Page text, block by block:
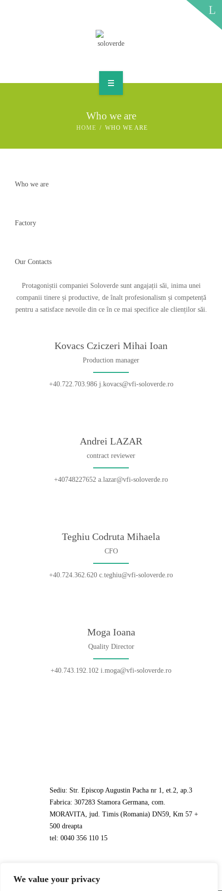
We value your privacy
Who we are
HOME WHO WE ARE
Who we are
Factory
Our Contacts
Protagoniștii companiei Soloverde sunt angajații săi, inima unei
companii tinere și productive, de înalt profesionalism și competență
pentru a satisface nevoile din ce în ce mai specifice ale clienților săi.
Kovacs Cziczeri Mihai Ioan
Production manager
+40.722.703.986 j.kovacs@vfi-soloverde.ro
Andrei LAZAR
contract reviewer
+40748227652 a.lazar@vfi-soloverde.ro
Teghiu Codruta Mihaela
CFO
+40.724.362.620 c.teghiu@vfi-soloverde.ro
Moga Ioana
Quality Director
+40.743.192.102 i.moga@vfi-soloverde.ro
Sediu: Str. Episcop Augustin Pacha nr 1, et.2, ap.3
Fabrica: 307283 Stamora Germana, com.
MORAVITA, jud. Timis (Romania) DN59, Km 57 +
500 dreapta
tel: 0040 356 110 15